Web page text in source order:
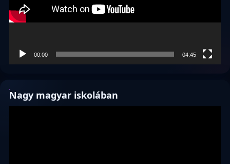
00:00 04:45
Nagy magyar iskolában